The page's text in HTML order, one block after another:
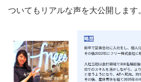
ついてもリアルな声を大公開します。